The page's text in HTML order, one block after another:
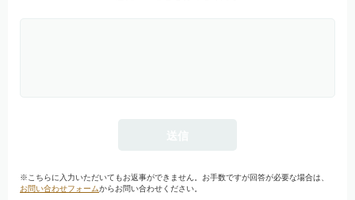
※こちらに入力いただいてもお返事ができません。お手数ですが回答が必要な場合は、
お問い合わせフォームからお問い合わせください。